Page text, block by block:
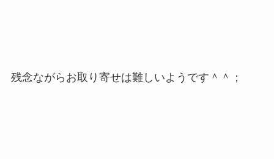
残念ながらお取り寄せは難しいようです＾＾；